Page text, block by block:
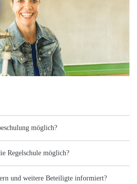
möglich?
Regelschule möglich?
und weitere Beteiligte informiert?